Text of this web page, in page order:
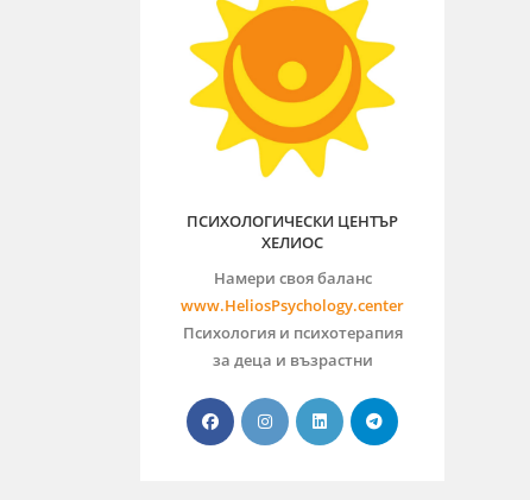
ПСИХОЛОГИЧЕСКИ ЦЕНТЪР
ХЕЛИОС
Намери своя баланс
www.HeliosPsychology.center
Психология и психотерапия
за деца и възрастни